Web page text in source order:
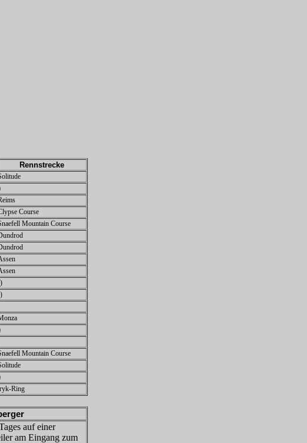
Rennstrecke
Course
Mountain Course
Mountain Course
Ring
auf einer
am Eingang zum